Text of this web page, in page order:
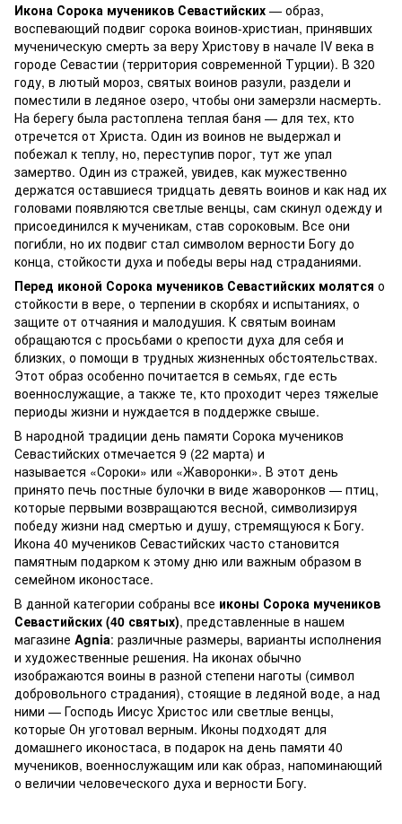
Икона Сорока мучеников Севастийских — образ,
воспевающий подвиг сорока воинов-христиан, принявших
мученическую смерть за веру Христову в начале IV века в
городе Севастии (территория современной Турции). В 320
году, в лютый мороз, святых воинов разули, раздели и
поместили в ледяное озеро, чтобы они замерзли насмерть.
На берегу была растоплена теплая баня — для тех, кто
отречется от Христа. Один из воинов не выдержал и
побежал к теплу, но, переступив порог, тут же упал
замертво. Один из стражей, увидев, как мужественно
держатся оставшиеся тридцать девять воинов и как над их
головами появляются светлые венцы, сам скинул одежду и
присоединился к мученикам, став сороковым. Все они
погибли, но их подвиг стал символом верности Богу до
конца, стойкости духа и победы веры над страданиями.
Перед иконой Сорока мучеников Севастийских молятся о
стойкости в вере, о терпении в скорбях и испытаниях, о
защите от отчаяния и малодушия. К святым воинам
обращаются с просьбами о крепости духа для себя и
близких, о помощи в трудных жизненных обстоятельствах.
Этот образ особенно почитается в семьях, где есть
военнослужащие, а также те, кто проходит через тяжелые
периоды жизни и нуждается в поддержке свыше.
В народной традиции день памяти Сорока мучеников
Севастийских отмечается 9 (22 марта) и
называется «Сороки» или «Жаворонки». В этот день
принято печь постные булочки в виде жаворонков — птиц,
которые первыми возвращаются весной, символизируя
победу жизни над смертью и душу, стремящуюся к Богу.
Икона 40 мучеников Севастийских часто становится
памятным подарком к этому дню или важным образом в
семейном иконостасе.
В данной категории собраны все иконы Сорока мучеников
Севастийских (40 святых), представленные в нашем
магазине Agnia: различные размеры, варианты исполнения
и художественные решения. На иконах обычно
изображаются воины в разной степени наготы (символ
добровольного страдания), стоящие в ледяной воде, а над
ними — Господь Иисус Христос или светлые венцы,
которые Он уготовал верным. Иконы подходят для
домашнего иконостаса, в подарок на день памяти 40
мучеников, военнослужащим или как образ, напоминающий
о величии человеческого духа и верности Богу.